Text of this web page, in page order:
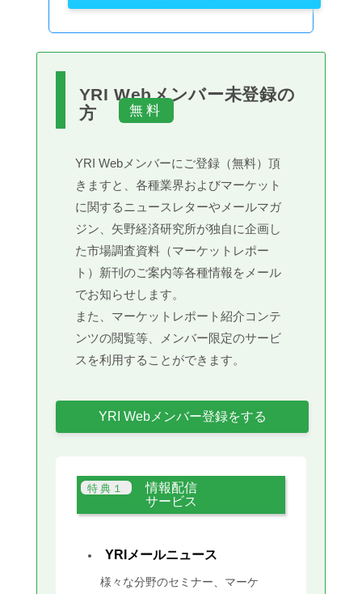
YRI Webメンバー未登録の
方
YRI Webメンバーにご登録（無料）頂
きますと、各種業界およびマーケット
に関するニュースレターやメールマガ
ジン、矢野経済研究所が独自に企画し
た市場調査資料（マーケットレポー
ト）新刊のご案内等各種情報をメール
でお知らせします。
また、マーケットレポート紹介コンテ
ンツの閲覧等、メンバー限定のサービ
スを利用することができます。
YRI Webメンバー登録をする
情報配信
サービス
YRIメールニュース
様々な分野のセミナー、マーケ